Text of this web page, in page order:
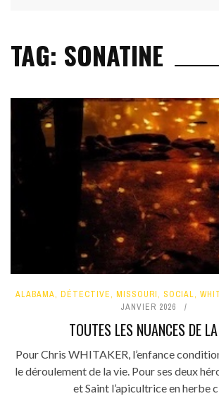
TAG: SONATINE
ALABAMA, DÉTECTIVE, MISSOURI, SOCIAL,
JANVIER 2026
TOUTES LES NUANCES DE
Pour Chris WHITAKER, l’enfance
le déroulement de la vie. Pour ses deux
et Saint l’apicultrice en herbe